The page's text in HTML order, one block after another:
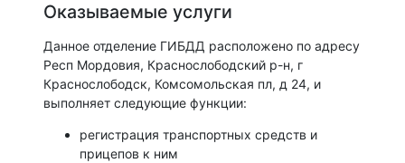
Оказываемые услуги
Данное отделение ГИБДД расположено по адресу
Респ Мордовия, Краснослободский р-н, г
Краснослободск, Комсомольская пл, д 24, и
выполняет следующие функции:
регистрация транспортных средств и
прицепов к ним